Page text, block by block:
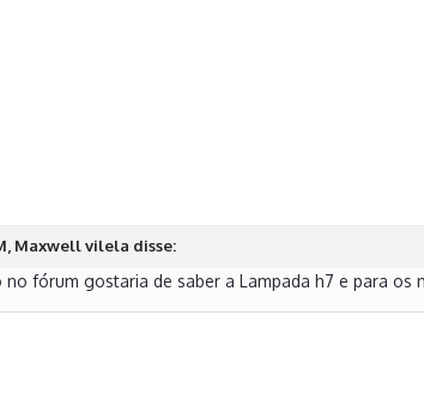
Maxwell vilela disse:
fórum gostaria de saber a Lampada h7 e para os